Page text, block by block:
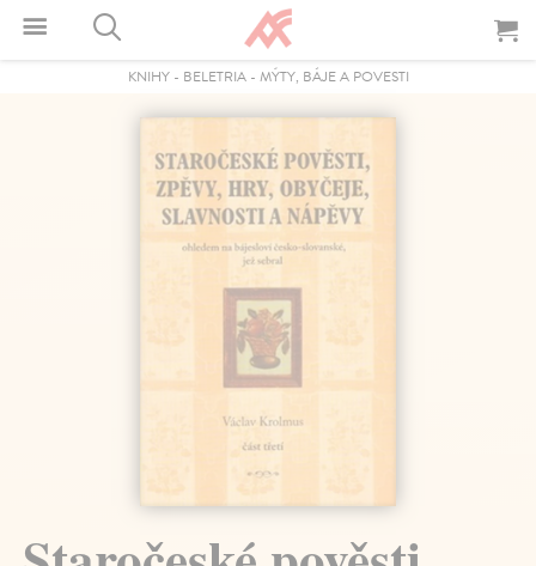
KNIHY- BELETRIA- MÝTY, BÁJE A POVESTI